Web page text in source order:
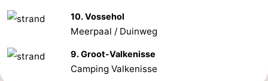
10. Vossehol
Meerpaal / Duinweg
9. Groot-Valkenisse
Camping Valkenisse